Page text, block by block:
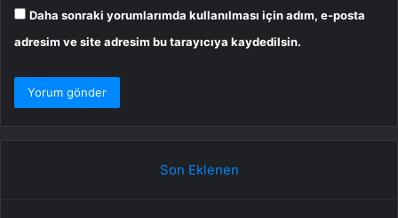
Daha sonraki yorumlarımda kullanılması için adım, e-posta
adresim ve site adresim bu tarayıcıya kaydedilsin.
Son Eklenen